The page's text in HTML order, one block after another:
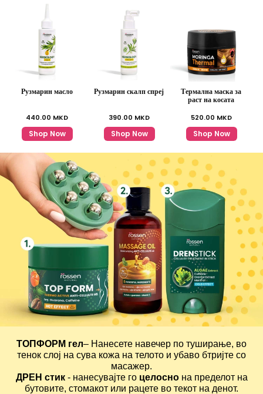
Рузмарин масло
440.00 MKD
Shop Now
Рузмарин скалп спреј
390.00 MKD
Shop Now
Термална маска за
раст на косата
520.00 MKD
Shop Now
ТОПФОРМ гел– Нанесете навечер по туширање, во
тенок слој на сува кожа на телото и убаво бтријте со
масажер.
ДРЕН стик- нанесувајте го целосно на пределот на
бутовите, стомакот или рацете во текот на денот.